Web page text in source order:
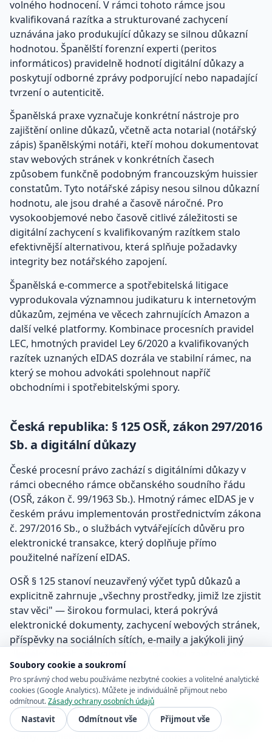
volného hodnocení. V rámci tohoto rámce jsou
kvalifikovaná razítka a strukturované zachycení
uznávána jako produkující důkazy se silnou důkazní
hodnotou. Španělští forenzní experti (peritos
informáticos) pravidelně hodnotí digitální důkazy a
poskytují odborné zprávy podporující nebo napadající
tvrzení o autenticitě.
Španělská praxe vyznačuje konkrétní nástroje pro
zajištění online důkazů, včetně acta notarial (notářský
zápis) španělskými notáři, kteří mohou dokumentovat
stav webových stránek v konkrétních časech
způsobem funkčně podobným francouzským huissier
constatům. Tyto notářské zápisy nesou silnou důkazní
hodnotu, ale jsou drahé a časově náročné. Pro
vysokoobjemové nebo časově citlivé záležitosti se
digitální zachycení s kvalifikovaným razítkem stalo
efektivnější alternativou, která splňuje požadavky
integrity bez notářského zapojení.
Španělská e-commerce a spotřebitelská litigace
vyprodukovala významnou judikaturu k internetovým
důkazům, zejména ve věcech zahrnujících Amazon a
další velké platformy. Kombinace procesních pravidel
LEC, hmotných pravidel Ley 6/2020 a kvalifikovaných
razítek uznaných eIDAS dozrála ve stabilní rámec, na
který se mohou advokáti spolehnout napříč
obchodními i spotřebitelskými spory.
Česká republika: § 125 OSŘ, zákon 297/2016
Sb. a digitální důkazy
České procesní právo zachází s digitálními důkazy v
rámci obecného rámce občanského soudního řádu
(OSŘ, zákon č. 99/1963 Sb.). Hmotný rámec eIDAS je v
českém právu implementován prostřednictvím zákona
č. 297/2016 Sb., o službách vytvářejících důvěru pro
elektronické transakce, který doplňuje přímo
použitelné nařízení eIDAS.
OSŘ § 125 stanoví neuzavřený výčet typů důkazů a
explicitně zahrnuje „všechny prostředky, jimiž lze zjistit
stav věci" — širokou formulaci, která pokrývá
elektronické dokumenty, zachycení webových stránek,
příspěvky na sociálních sítích, e-maily a jakýkoli jiný
zajišťuje přípustnost digitálních důkazů jako záležitosti
principu.
OSŘ § 132 kodifikuje princip volného hodnocení
důkazů. Soud hodnotí důkazy podle své individuální
úvahy, s ohledem na všechny okolnosti, bez rigidních
Soubory cookie a soukromí
Pro správný chod webu používáme nezbytné cookies a volitelné analytické
cookies (Google Analytics). Můžete je individuálně přijmout nebo
odmítnout.Zásady ochrany osobních údajů
Nastavit Odmítnout vše Přijmout vše